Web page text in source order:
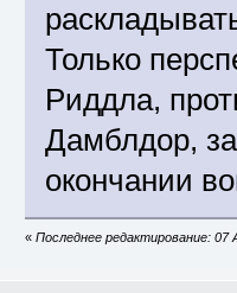
Только
Риддла,
Дамблдор,
окончании
« Последнее редактирование: 07